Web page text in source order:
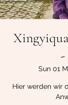
-
Sun 01
Hier werden wir